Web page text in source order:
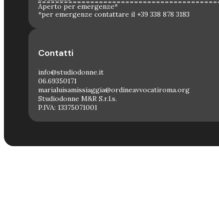
Aperto per emergenze*
*per emergenze contattare il +39 338 878 3183
Contatti
info@studiodonne.it
06.69350171
marialuisamissiaggia@ordineavvocatiroma.org
Studiodonne M&R S.r.l.s.
P.IVA: 13375071001